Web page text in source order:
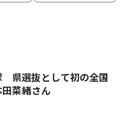
県選抜として初の全国
菜緒さん